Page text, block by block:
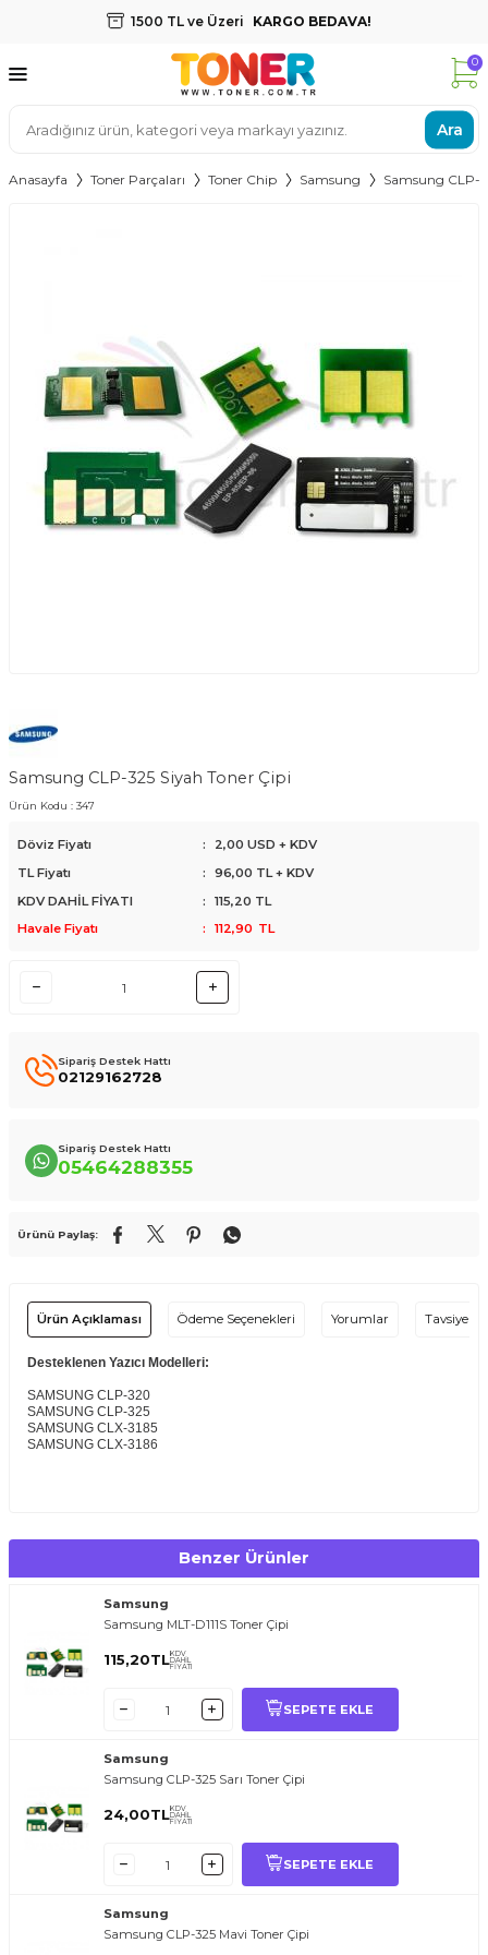
1500 TL ve Üzeri KARGO BEDAVA!
Ara
0
Anasayfa Toner Parçaları Toner Chip Samsung Samsung CLP-
Samsung CLP-325 Siyah Toner Çipi
Ürün Kodu : 347
Döviz Fiyatı :
2,00 USD + KDV
TL Fiyatı
: 96,00 TL + KDV
KDV DAHİL FİYATI
: 115,20 TL
Havale Fiyatı
: 112,90 TL
Sipariş Destek Hattı
02129162728
Sipariş Destek Hattı
05464288355
Ürünü Paylaş:
Ürün Açıklaması Ödeme Seçenekleri Yorumlar Tavsiye Et
Desteklenen Yazıcı Modelleri:
SAMSUNG CLP-320
SAMSUNG CLP-325
SAMSUNG CLX-3185
SAMSUNG CLX-3186
Benzer Ürünler
Samsung
Samsung MLT-D111S Toner Çipi
115,20TLKDV
DAHİL
FİYATI
SEPETE EKLE
Samsung
Samsung CLP-325 Sarı Toner Çipi
24,00TLKDV
DAHİL
FİYATI
SEPETE EKLE
Samsung
Samsung CLP-325 Mavi Toner Çipi